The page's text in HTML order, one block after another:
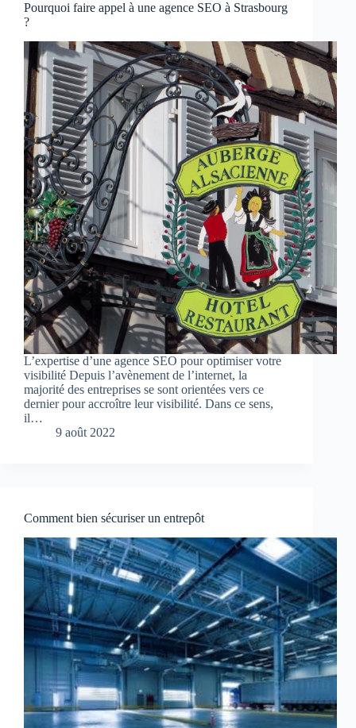
Pourquoi faire appel à une agence SEO à Strasbourg
?
L’expertise d’une agence SEO pour optimiser votre
visibilité Depuis l’avènement de l’internet, la
majorité des entreprises se sont orientées vers ce
dernier pour accroître leur visibilité. Dans ce sens,
il…
9 août 2022
Comment bien sécuriser un entrepôt